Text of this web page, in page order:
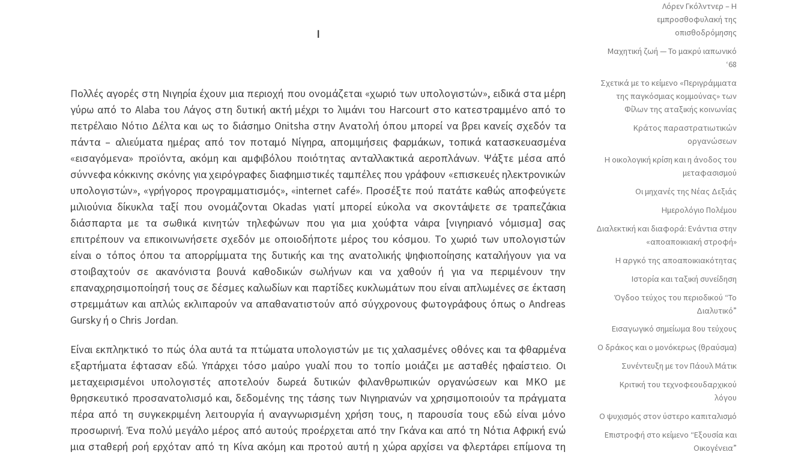
Ι
Πολλές αγορές στη Νιγηρία έχουν μια περιοχή που ονομάζεται «χωριό των υπολογιστών», ειδικά στα μέρη
γύρω από το Alaba του Λάγος στη δυτική ακτή μέχρι το λιμάνι του Harcourt στο κατεστραμμένο από το
πετρέλαιο Νότιο Δέλτα και ως το διάσημο Onitsha στην Ανατολή όπου μπορεί να βρει κανείς σχεδόν τα
πάντα – αλιεύματα ημέρας από τον ποταμό Νίγηρα, απομιμήσεις φαρμάκων, τοπικά κατασκευασμένα
«εισαγόμενα» προϊόντα, ακόμη και αμφιβόλου ποιότητας ανταλλακτικά αεροπλάνων. Ψάξτε μέσα από
σύννεφα κόκκινης σκόνης για χειρόγραφες διαφημιστικές ταμπέλες που γράφουν «επισκευές ηλεκτρονικών
υπολογιστών», «γρήγορος προγραμματισμός», «internet café». Προσέξτε πού πατάτε καθώς αποφεύγετε
μιλιούνια δίκυκλα ταξί που ονομάζονται Okadas γιατί μπορεί εύκολα να σκοντάψετε σε τραπεζάκια
διάσπαρτα με τα σωθικά κινητών τηλεφώνων που για μια χούφτα νάιρα [νιγηριανό νόμισμα] σας
επιτρέπουν να επικοινωνήσετε σχεδόν με οποιοδήποτε μέρος του κόσμου. Το χωριό των υπολογιστών
είναι ο τόπος όπου τα απορρίμματα της δυτικής και της ανατολικής ψηφιοποίησης καταλήγουν για να
στοιβαχτούν σε ακανόνιστα βουνά καθοδικών σωλήνων και να χαθούν ή για να περιμένουν την
επαναχρησιμοποίησή τους σε δέσμες καλωδίων και παρτίδες κυκλωμάτων που είναι απλωμένες σε έκταση
στρεμμάτων και απλώς εκλιπαρούν να απαθανατιστούν από σύγχρονους φωτογράφους όπως ο Andreas
Gursky ή ο Chris Jordan.
Είναι εκπληκτικό το πώς όλα αυτά τα πτώματα υπολογιστών με τις χαλασμένες οθόνες και τα φθαρμένα
εξαρτήματα έφτασαν εδώ. Υπάρχει τόσο μαύρο γυαλί που το τοπίο μοιάζει με ασταθές ηφαίστειο. Οι
μεταχειρισμένοι υπολογιστές αποτελούν δωρεά δυτικών φιλανθρωπικών οργανώσεων και ΜΚΟ με
θρησκευτικό προσανατολισμό και, δεδομένης της τάσης των Νιγηριανών να χρησιμοποιούν τα πράγματα
πέρα από τη συγκεκριμένη λειτουργία ή αναγνωρισμένη χρήση τους, η παρουσία τους εδώ είναι μόνο
προσωρινή. Ένα πολύ μεγάλο μέρος από αυτούς προέρχεται από την Γκάνα και από τη Νότια Αφρική ενώ
μια σταθερή ροή ερχόταν από τη Κίνα ακόμη και προτού αυτή η χώρα αρχίσει να φλερτάρει επίμονα τη
Λόρεν Γκόλντνερ – Η
εμπροσθοφυλακή της
οπισθοδρόμησης
Μαχητική ζωή — Το μακρύ ιαπωνικό
‘68
Σχετικά με το κείμενο «Περιγράμματα
της παγκόσμιας κομμούνας» των
Φίλων της αταξικής κοινωνίας
Κράτος παραστρατιωτικών
οργανώσεων
Η οικολογική κρίση και η άνοδος του
μεταφασισμού
Οι μηχανές της Νέας Δεξιάς
Ημερολόγιο Πολέμου
Διαλεκτική και διαφορά: Ενάντια στην
«αποαποικιακή στροφή»
Η αργκό της αποαποικιακότητας
Ιστορία και ταξική συνείδηση
Όγδοο τεύχος του περιοδικού “Το
Διαλυτικό”
Εισαγωγικό σημείωμα 8ου τεύχους
Ο δράκος και ο μονόκερως (θραύσμα)
Συνέντευξη με τον Πάουλ Μάτικ
Κριτική του τεχνοφεουδαρχικού
λόγου
Ο ψυχισμός στον ύστερο καπιταλισμό
Επιστροφή στο κείμενο “Εξουσία και
Οικογένεια”